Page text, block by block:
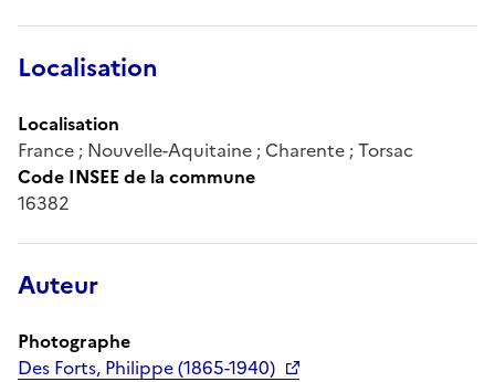
Localisation
Localisation
France ; Nouvelle-Aquitaine ; Charente ; Torsac
Code INSEE de la commune
16382
Auteur
Photographe
Des Forts, Philippe (1865-1940)